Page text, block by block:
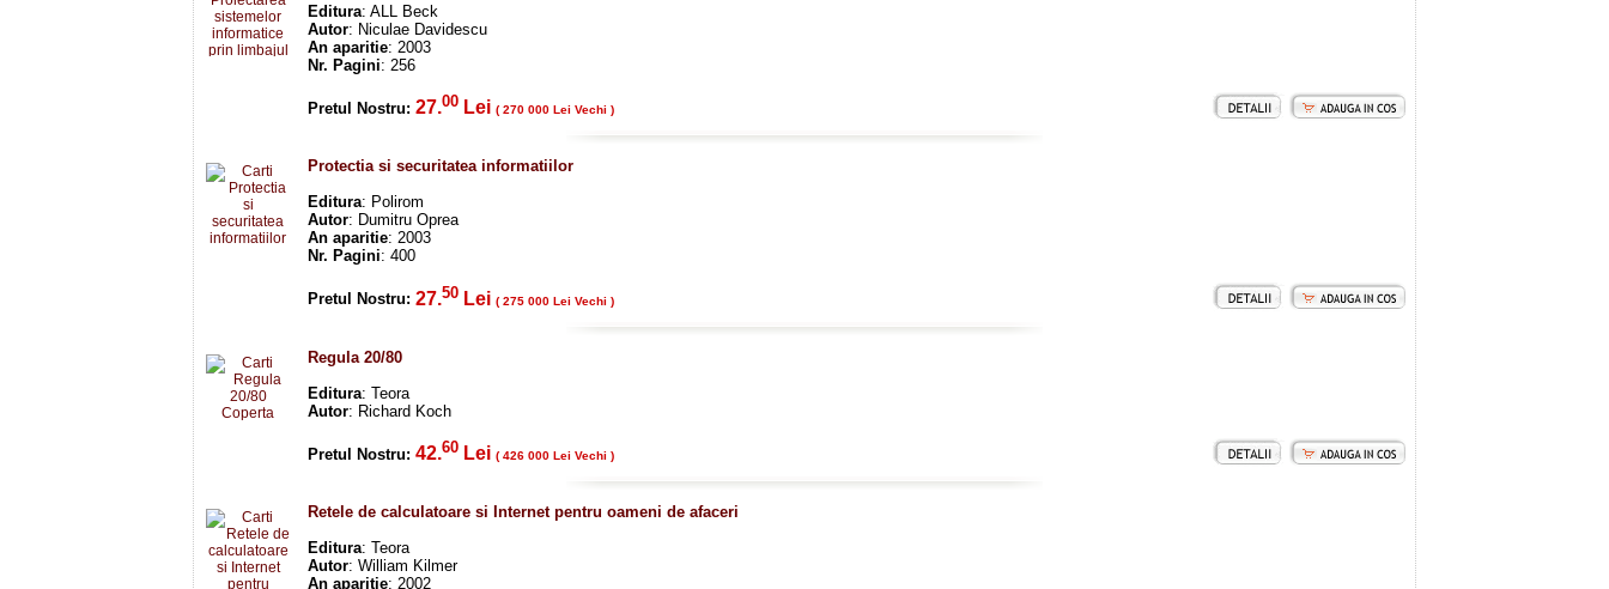
Editura: ALL Beck
Autor: Niculae Davidescu
An aparitie: 2003
Nr. Pagini: 256
Pretul Nostru: 27.00 Lei ( 270 000 Lei Vechi )
Protectia si securitatea informatiilor
Editura: Polirom
Autor: Dumitru Oprea
An aparitie: 2003
Nr. Pagini: 400
Pretul Nostru: 27.50 Lei ( 275 000 Lei Vechi )
Regula 20/80
Editura: Teora
Autor: Richard Koch
Pretul Nostru: 42.60 Lei ( 426 000 Lei Vechi )
Retele de calculatoare si Internet pentru oameni de afaceri
Editura: Teora
Autor: William Kilmer
An aparitie: 2002